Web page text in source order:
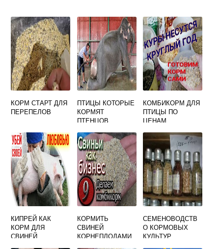
КОРМ СТАРТ ДЛЯ
ПЕРЕПЕЛОВ
ПТИЦЫ КОТОРЫЕ
КОРМЯТ
ПТЕНЦОВ
КОМБИКОРМ ДЛЯ
ПТИЦЫ ПО
ЦЕНАМ
КИПРЕЙ КАК
КОРМ ДЛЯ
СВИНЕЙ
КОРМИТЬ
СВИНЕЙ
КОРНЕПЛОДАМИ
СЕМЕНОВОДСТВ
О КОРМОВЫХ
КУЛЬТУР